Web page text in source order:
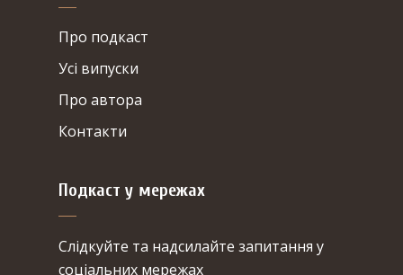
Про подкаст
Усі випуски
Про автора
Контакти
Подкаст у мережах
Cлідкуйте та надсилайте запитання у
соціальних мережах